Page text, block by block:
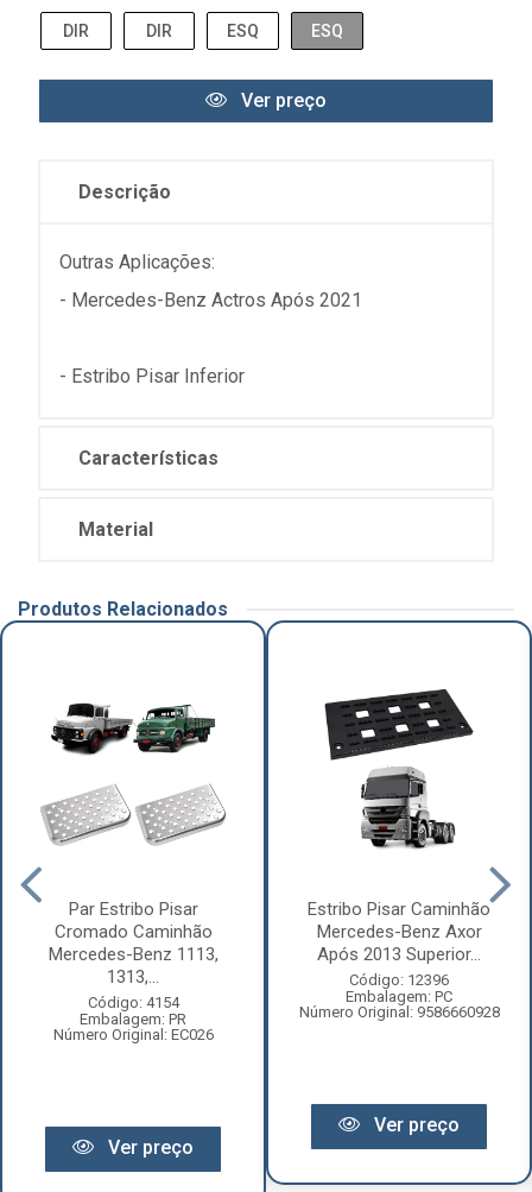
DIR DIR ESQ ESQ
Ver preço
Descrição
Outras Aplicações:
- Mercedes-Benz Actros Após 2021
- Estribo Pisar Inferior
Características
Material
Produtos Relacionados
Par Estribo Pisar
Cromado Caminhão
Mercedes-Benz 1113,
1313,...
Código: 4154
Embalagem: PR
Número Original: EC026
Ver preço
Estribo Pisar Caminhão
Mercedes-Benz Axor
Após 2013 Superior...
Código: 12396
Embalagem: PC
Número Original: 9586660928
Ver preço